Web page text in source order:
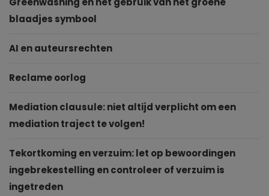
blaadjes symbool
AI en auteursrechten
Reclame oorlog
Mediation clausule: niet altijd verplicht om een
mediation traject te volgen!
Tekortkoming en verzuim: let op bewoordingen
ingebrekestelling en controleer of verzuim is
ingetreden